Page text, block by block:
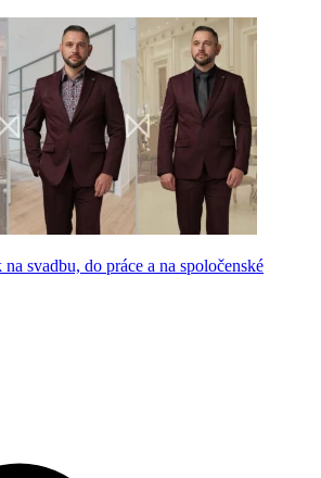
svadbu, do práce a na spoločenské